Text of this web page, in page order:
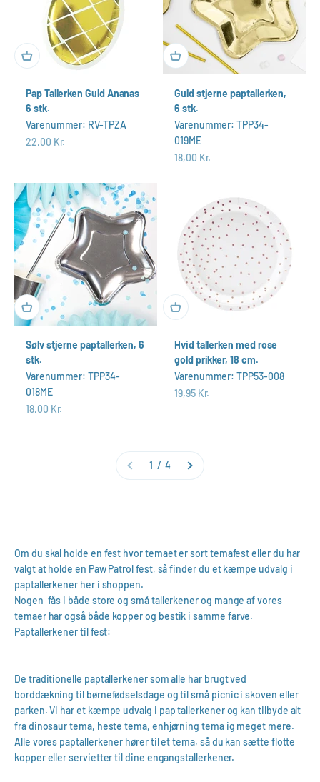
Pap Tallerken Guld Ananas
6 stk.
Varenummer: RV-TPZA
Salgspris
22,00 Kr.
Guld stjerne paptallerken,
6 stk.
Varenummer: TPP34-
019ME
Salgspris
18,00 Kr.
Sølv stjerne paptallerken, 6
stk.
Varenummer: TPP34-
018ME
Salgspris
18,00 Kr.
Hvid tallerken med rose
gold prikker, 18 cm.
Varenummer: TPP53-008
Salgspris
19,95 Kr.
1 / 4
Om du skal holde en fest hvor temaet er sort temafest eller du har
valgt at holde en Paw Patrol fest, så finder du et kæmpe udvalg i
paptallerkener her i shoppen.
Nogen fås i både store og små tallerkener og mange af vores
temaer har også både kopper og bestik i samme farve.
Paptallerkener til fest:
De traditionelle paptallerkener som alle har brugt ved
borddækning til børnefødselsdage og til små picnic i skoven eller
parken. Vi har et kæmpe udvalg i pap tallerkener og kan tilbyde alt
fra dinosaur tema, heste tema, enhjørning tema ig meget mere.
Alle vores paptallerkener hører til et tema, så du kan sætte flotte
kopper eller servietter til dine engangstallerkener.